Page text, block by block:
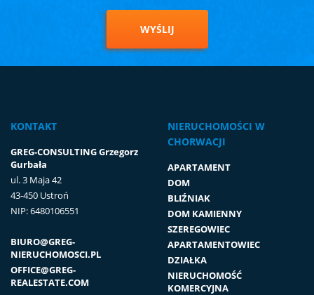
WYŚLIJ
KONTAKT
GREG-CONSULTING Grzegorz
Gurbała
ul. 3 Maja 42
43-450 Ustroń
NIP: 6480106551
BIURO@GREG-
NIERUCHOMOSCI.PL
OFFICE@GREG-
REALESTATE.COM
NIERUCHOMOŚCI W
CHORWACJI
APARTAMENT
DOM
BLIŹNIAK
DOM KAMIENNY
SZEREGOWIEC
APARTAMENTOWIEC
DZIAŁKA
NIERUCHOMOŚĆ
KOMERCYJNA